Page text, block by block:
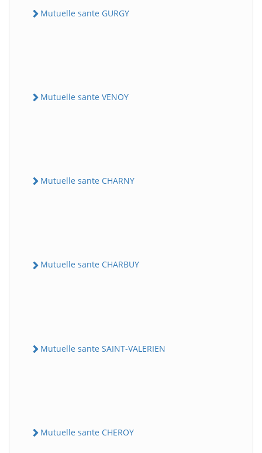
Mutuelle sante GURGY
Mutuelle sante VENOY
Mutuelle sante CHARNY
Mutuelle sante CHARBUY
Mutuelle sante SAINT-VALERIEN
Mutuelle sante CHEROY